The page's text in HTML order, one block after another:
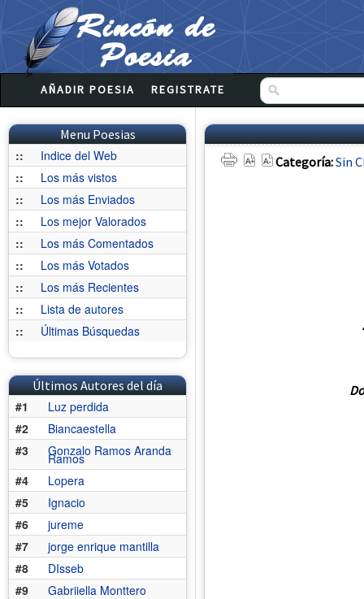
AÑADIR POESIA REGISTRATE
Menu Poesias
::
Indice del Web
::
Los más vistos
::
Los más Enviados
::
Los mejor Valorados
::
Los más Comentados
::
Los más Votados
::
Los más Recientes
::
Lista de autores
::
Últimas Búsquedas
Últimos Autores del día
#1
Luz perdida
#2
Biancaestella
#3
Gonzalo Ramos Aranda
Ramos
#4
Lopera
#5
Ignacio
#6
jureme
#7
jorge enrique mantilla
#8
DIsseb
#9
Gabriiella Monttero
Categoría:Sin